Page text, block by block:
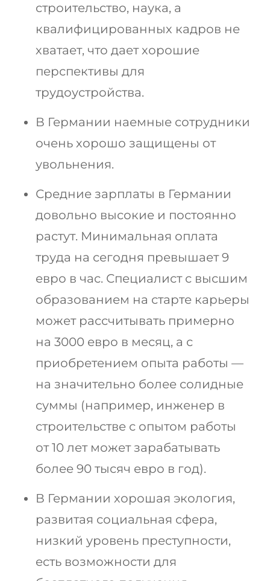
строительство, наука, а
квалифицированных кадров не
хватает, что дает хорошие
перспективы для
трудоустройства.
В Германии наемные сотрудники
очень хорошо защищены от
увольнения.
Средние зарплаты в Германии
довольно высокие и постоянно
растут. Минимальная оплата
труда на сегодня превышает 9
евро в час. Специалист с высшим
образованием на старте карьеры
может рассчитывать примерно
на 3000 евро в месяц, а с
приобретением опыта работы —
на значительно более солидные
суммы (например, инженер в
строительстве с опытом работы
от 10 лет может зарабатывать
более 90 тысяч евро в год).
В Германии хорошая экология,
развитая социальная сфера,
низкий уровень преступности,
есть возможности для